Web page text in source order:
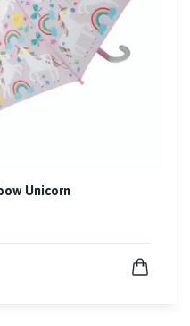
Unicorn